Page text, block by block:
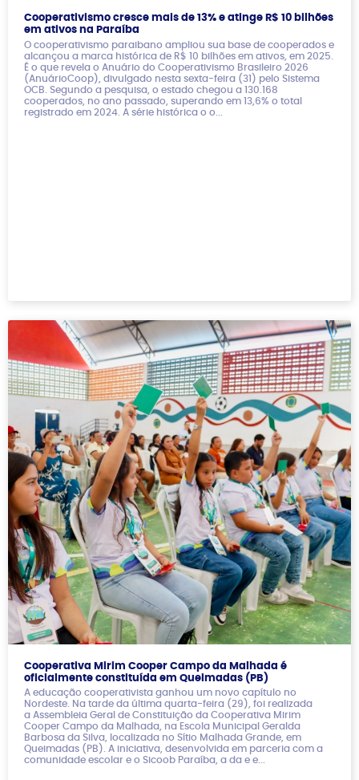
Cooperativismo cresce mais de 13% e atinge R$ 10 bilhões
em ativos na Paraíba
O cooperativismo paraibano ampliou sua base de cooperados e
alcançou a marca histórica de R$ 10 bilhões em ativos, em 2025.
É o que revela o Anuário do Cooperativismo Brasileiro 2026
(AnuárioCoop), divulgado nesta sexta-feira (31) pelo Sistema
OCB. Segundo a pesquisa, o estado chegou a 130.168
cooperados, no ano passado, superando em 13,6% o total
registrado em 2024. A série histórica o o...
Cooperativa Mirim Cooper Campo da Malhada é
oficialmente constituída em Queimadas (PB)
A educação cooperativista ganhou um novo capítulo no
Nordeste. Na tarde da última quarta-feira (29), foi realizada
a Assembleia Geral de Constituição da Cooperativa Mirim
Cooper Campo da Malhada, na Escola Municipal Geralda
Barbosa da Silva, localizada no Sítio Malhada Grande, em
Queimadas (PB). A iniciativa, desenvolvida em parceria com a
comunidade escolar e o Sicoob Paraíba, a da e e...